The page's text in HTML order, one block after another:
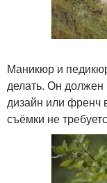
Маникюр и
делать. Он
дизайн или френч
съёмки не